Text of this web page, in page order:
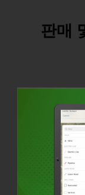
판매